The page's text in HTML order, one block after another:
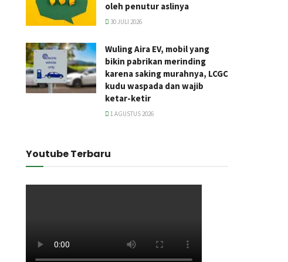
oleh penutur aslinya
30 JULI 2026
Wuling Aira EV, mobil yang
bikin pabrikan merinding
karena saking murahnya, LCGC
kudu waspada dan wajib
ketar-ketir
1 AGUSTUS 2026
Youtube Terbaru